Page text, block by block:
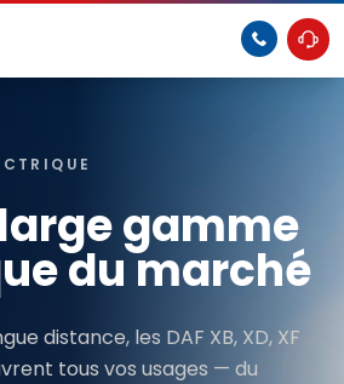
gamme
du marché
distance, les DAF XB, XD, XF
tous vos usages — du